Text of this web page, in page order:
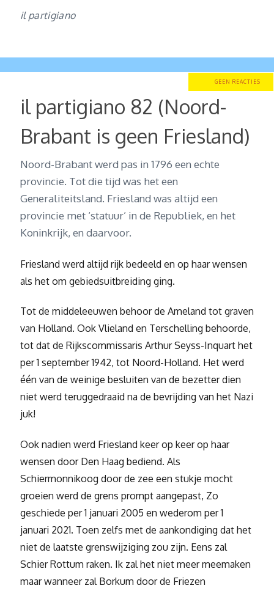
il partigiano
GEEN REACTIES
il partigiano 82 (Noord-
Brabant is geen Friesland)
Noord-Brabant werd pas in 1796 een echte
provincie. Tot die tijd was het een
Generaliteitsland. Friesland was altijd een
provincie met ‘statuur’ in de Republiek, en het
Koninkrijk, en daarvoor.
Friesland werd altijd rijk bedeeld en op haar wensen
als het om gebiedsuitbreiding ging.
Tot de middeleeuwen behoor de Ameland tot graven
van Holland. Ook Vlieland en Terschelling behoorde,
tot dat de Rijkscommissaris Arthur Seyss-Inquart het
per 1 september 1942, tot Noord-Holland. Het werd
één van de weinige besluiten van de bezetter dien
niet werd teruggedraaid na de bevrijding van het Nazi
juk!
Ook nadien werd Friesland keer op keer op haar
wensen door Den Haag bediend. Als
Schiermonnikoog door de zee een stukje mocht
groeien werd de grens prompt aangepast, Zo
geschiede per 1 januari 2005 en wederom per 1
januari 2021. Toen zelfs met de aankondiging dat het
niet de laatste grenswijziging zou zijn. Eens zal
Schier Rottum raken. Ik zal het niet meer meemaken
maar wanneer zal Borkum door de Friezen